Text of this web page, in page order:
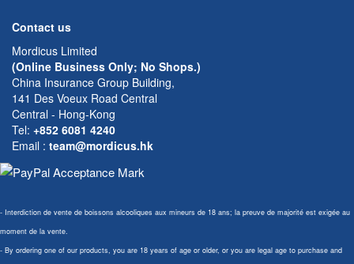
Contact us
Mordicus Limited
(Online Business Only; No Shops.)
China Insurance Group Building,
141 Des Voeux Road Central
Central - Hong-Kong
Tel: +852 6081 4240
Email : team@mordicus.hk
- Interdiction de vente de boissons alcooliques aux mineurs de 18 ans; la preuve de majorité est exigée au
moment de la vente.
- By ordering one of our products, you are 18 years of age or older, or you are legal age to purchase and